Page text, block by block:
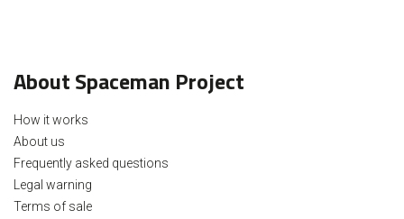
About Spaceman Project
How it works
About us
Frequently asked questions
Legal warning
Terms of sale